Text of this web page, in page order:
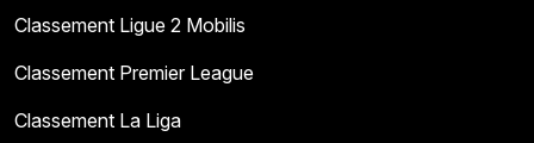
Classement Ligue 2 Mobilis
Classement Premier League
Classement La Liga